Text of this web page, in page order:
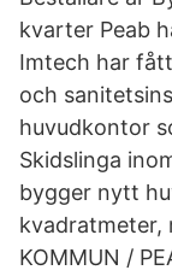
kvarter Peab
Imtech har
och
huvudkontor
Skidslinga
bygger nytt
kvadratmeter,
KOMMUN /